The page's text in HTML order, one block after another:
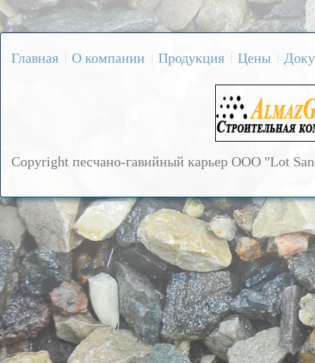
Главная О компании Продукция Цены
Copyright песчано-гавийный карьер OOO "Lot